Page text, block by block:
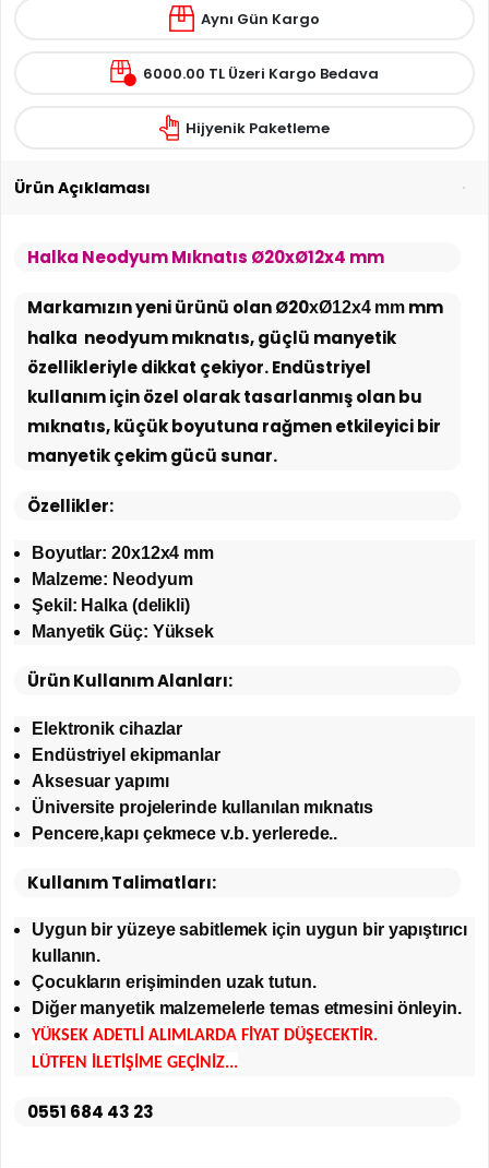
Aynı Gün Kargo
6000.00 TL Üzeri Kargo Bedava
Hijyenik Paketleme
Ürün Açıklaması
Halka Neodyum Mıknatıs Ø20xØ12x4 mm
Markamızın yeni ürünü olan Ø20xØ12x4 mm mm
halka neodyum mıknatıs, güçlü manyetik
özellikleriyle dikkat çekiyor. Endüstriyel
kullanım için özel olarak tasarlanmış olan bu
mıknatıs, küçük boyutuna rağmen etkileyici bir
manyetik çekim gücü sunar.
Özellikler:
Boyutlar: 20x12x4 mm
Malzeme: Neodyum
Şekil: Halka (delikli)
Manyetik Güç: Yüksek
Ürün Kullanım Alanları:
Elektronik cihazlar
Endüstriyel ekipmanlar
Aksesuar yapımı
Üniversite projelerinde kullanılan mıknatıs
Pencere,kapı çekmece v.b. yerlerede..
Kullanım Talimatları:
Uygun bir yüzeye sabitlemek için uygun bir yapıştırıcı
kullanın.
Çocukların erişiminden uzak tutun.
Diğer manyetik malzemelerle temas etmesini önleyin.
YÜKSEK ADETLİ ALIMLARDA FİYAT DÜŞECEKTİR.
LÜTFEN İLETİŞİME GEÇİNİZ...
0551 684 43 23